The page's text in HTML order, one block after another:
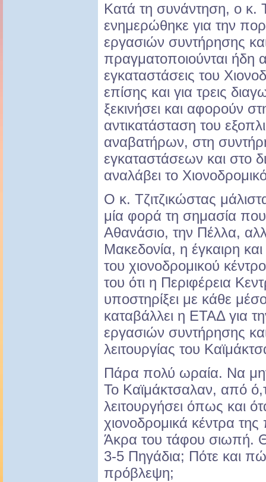
Κατά τη συνάντηση, ο κ.
ενημερώθηκε για την
εργασιών συντήρησης
πραγματοποιούνται ήδη
εγκαταστάσεις του
επίσης και για τρεις
ξεκινήσει και αφορούν
αντικατάσταση του
αναβατήρων, στη
εγκαταστάσεων και στο
αναλάβει το
Ο κ. Τζιτζικώστας
μία φορά τη σημασία που
Αθανάσιο, την Πέλλα,
Μακεδονία, η έγκαιρη και
του χιονοδρομικού
του ότι η Περιφέρεια
υποστηρίξει με κάθε
καταβάλλει η ΕΤΑΔ για
εργασιών συντήρησης
λειτουργίας του
Πάρα πολύ ωραία. Να
Το Καϊμάκτσαλαν, από
λειτουργήσει όπως και
χιονοδρομικά κέντρα της
Άκρα του τάφου σιωπή.
3-5 Πηγάδια; Πότε και
πρόβλεψη;